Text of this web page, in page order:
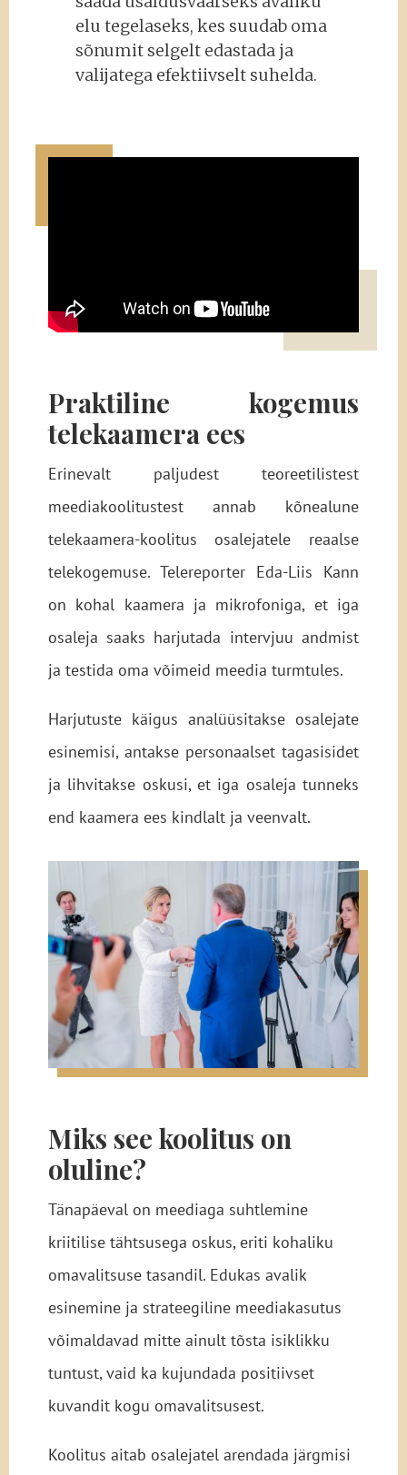
elu tegelaseks, kes suudab oma
sõnumit selgelt edastada ja
valijatega efektiivselt suhelda.
Praktiline kogemus
telekaamera ees
Erinevalt paljudest teoreetilistest
meediakoolitustest annab kõnealune
telekaamera-koolitus osalejatele reaalse
telekogemuse. Telereporter Eda-Liis Kann
on kohal kaamera ja mikrofoniga, et iga
osaleja saaks harjutada intervjuu andmist
ja testida oma võimeid meedia turmtules.
Harjutuste käigus analüüsitakse osalejate
esinemisi, antakse personaalset tagasisidet
ja lihvitakse oskusi, et iga osaleja tunneks
end kaamera ees kindlalt ja veenvalt.
Miks see koolitus on
oluline?
Tänapäeval on meediaga suhtlemine
kriitilise tähtsusega oskus, eriti kohaliku
omavalitsuse tasandil. Edukas avalik
esinemine ja strateegiline meediakasutus
võimaldavad mitte ainult tõsta isiklikku
tuntust, vaid ka kujundada positiivset
kuvandit kogu omavalitsusest.
Koolitus aitab osalejatel arendada järgmisi